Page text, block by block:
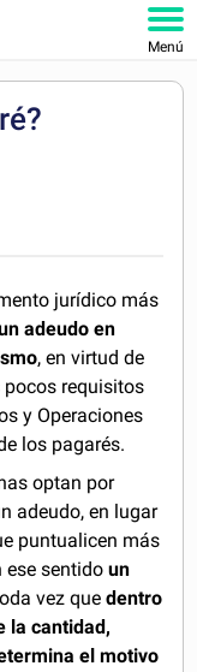
Menú
jurídico más
adeudo en
, en virtud de
pocos requisitos
y Operaciones
los pagarés.
optan por
adeudo, en lugar
puntualicen más
ese sentidoun
vez quedentro
la cantidad,
el motivo